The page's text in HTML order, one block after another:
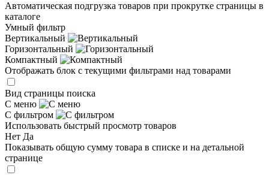
Автоматическая подгрузка товаров при прокрутке страницы в
каталоге
Умный фильтр
Вертикальный
Горизонтальный
Компактный
Отображать блок с текущими фильтрами над товарами
Вид страницы поиска
С меню
С фильтром
Использовать быстрый просмотр товаров
Нет Да
Показывать общую сумму товара в списке и на детальной
странице